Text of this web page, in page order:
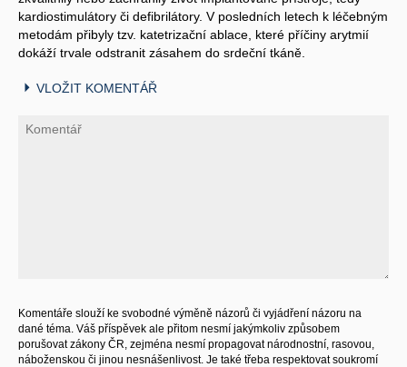
kardiostimulátory či defibrilátory. V posledních letech k léčebným
metodám přibyly tzv. katetrizační ablace, které příčiny arytmií
dokáží trvale odstranit zásahem do srdeční tkáně.
VLOŽIT KOMENTÁŘ
Komentáře slouží ke svobodné výměně názorů či vyjádření názoru na
dané téma. Váš příspěvek ale přitom nesmí jakýmkoliv způsobem
porušovat zákony ČR, zejména nesmí propagovat národnostní, rasovou,
náboženskou či jinou nesnášenlivost. Je také třeba respektovat soukromí